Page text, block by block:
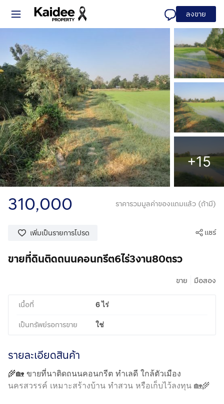
ลงขาย
+15
310,000 ราคารวมมูลค่าของแถมแล้ว (ถ้ามี)
เพิ่มเป็นรายการโปรด แชร์
ขายที่ดินติดถนนคอนกรีต6ไร่3งาน80ตรว
ขาย มือสอง
เนื้อที่ 6 ไร่
เป็นทรัพย์รอการขาย ใช่
รายละเอียดสินค้า
🌾🏡 ขายที่นาติดถนนคอนกรีต ทำเลดี ใกล้ตัวเมือง
นครสวรรค์ เหมาะสร้างบ้าน ทำสวน หรือเก็บไว้ลงทุน 🏡🌾